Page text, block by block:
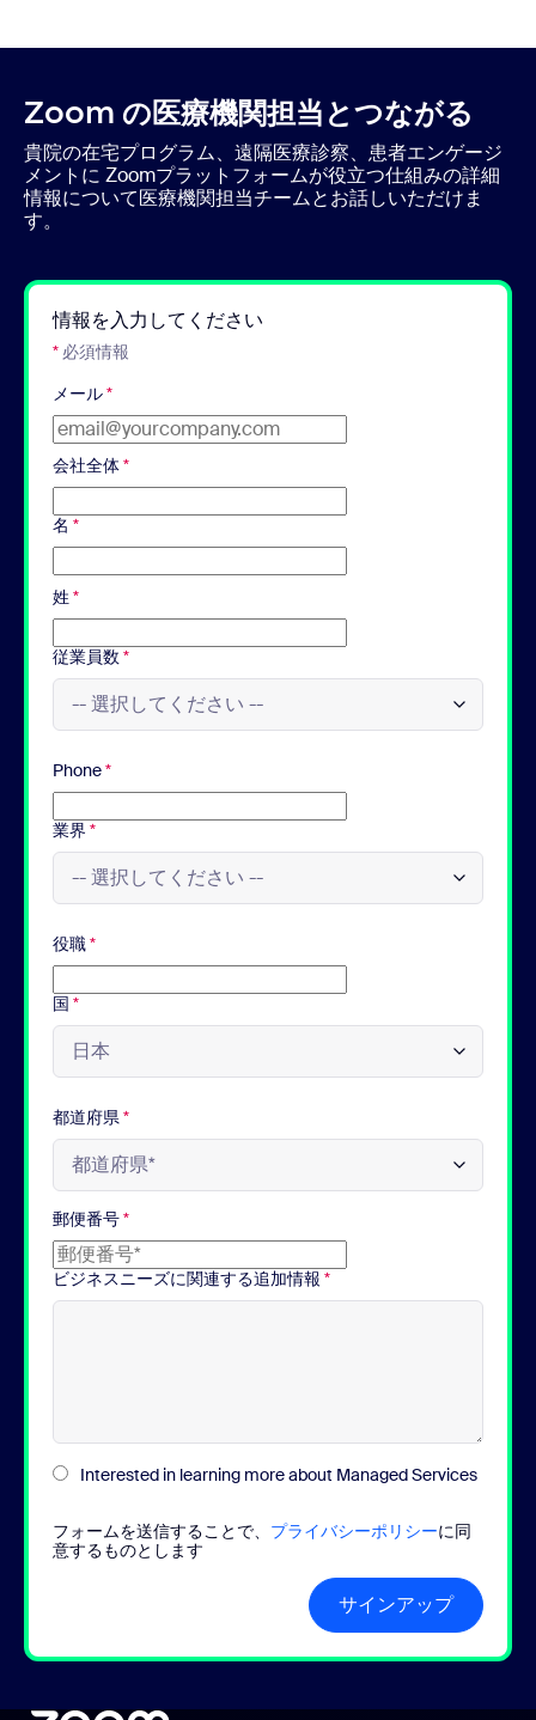
Zoom の医療機関担当とつながる
貴院の在宅プログラム、遠隔医療診察、患者エンゲージ
メントに Zoomプラットフォームが役立つ仕組みの詳細
情報について医療機関担当チームとお話しいただけま
す。
情報を入力してください
* 必須情報
メール*
会社全体*
名 *
姓 *
従業員数 *
Phone*
業界 *
役職*
国 *
都道府県*
郵便番号*
ビジネスニーズに関連する追加情報 *
Interested in learning more about Managed Services
フォームを送信することで、 プライバシーポリシーに同
意するものとします
サインアップ